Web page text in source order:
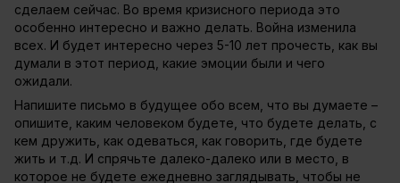
сделаем сейчас. Во время кризисного периода это
особенно интересно и важно делать. Война изменила
всех. И будет интересно через 5-10 лет прочесть, как вы
думали в этот период, какие эмоции были и чего
ожидали.
Напишите письмо в будущее обо всем, что вы думаете –
опишите, каким человеком будете, что будете делать, с
кем дружить, как одеваться, как говорить, где будете
жить и т.д. И спрячьте далеко-далеко или в место, в
которое не будете ежедневно заглядывать, чтобы не